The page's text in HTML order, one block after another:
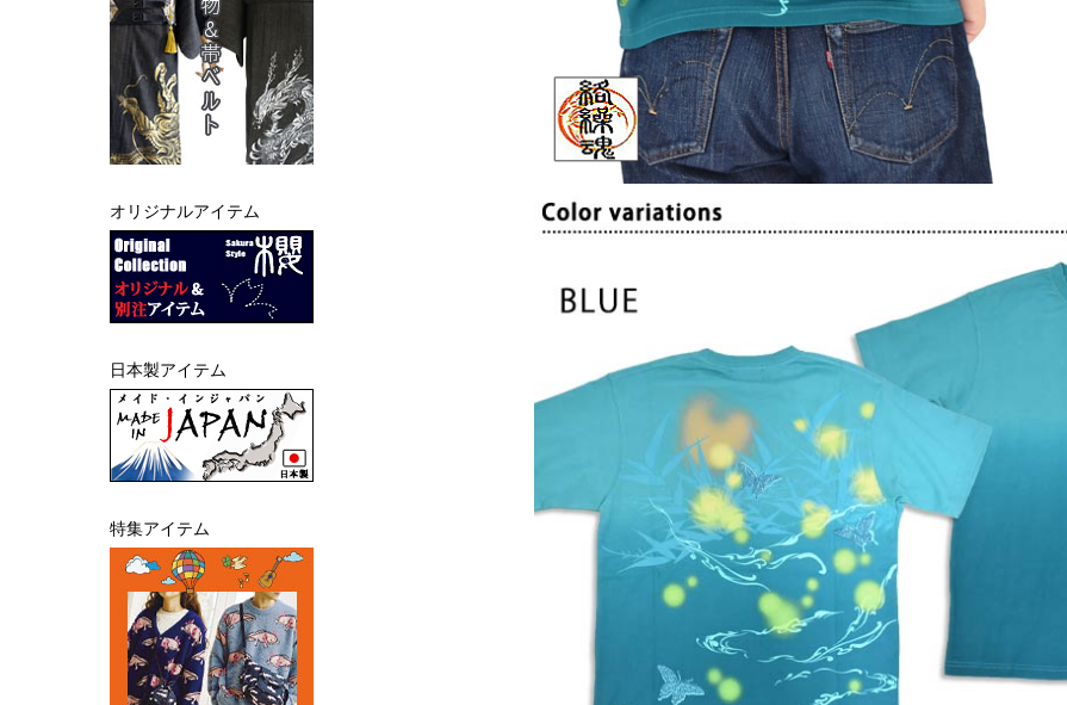
オリジナルアイテム
日本製アイテム
特集アイテム